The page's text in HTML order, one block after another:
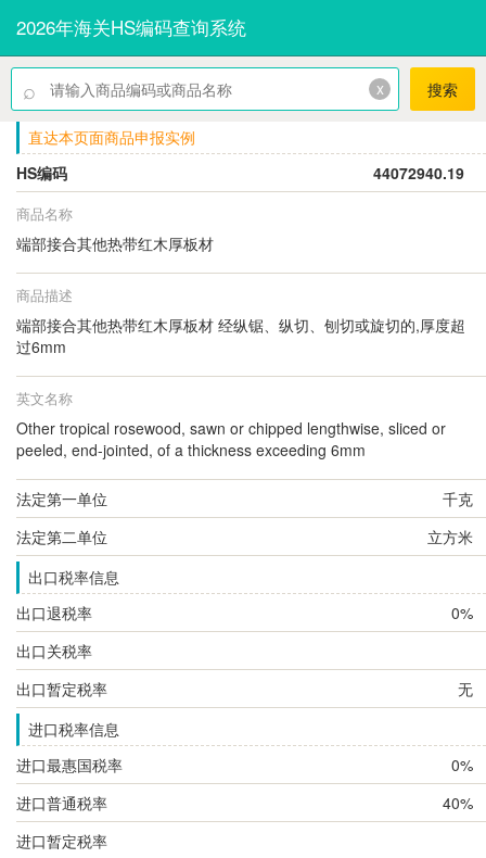
2026年海关HS编码查询系统
⌕ x 搜索
直达本页面商品申报实例
HS编码
44072940.19
商品名称
端部接合其他热带红木厚板材
商品描述
端部接合其他热带红木厚板材 经纵锯、纵切、刨切或旋切的,厚度超
过6mm
英文名称
Other tropical rosewood, sawn or chipped lengthwise, sliced or
peeled, end-jointed, of a thickness exceeding 6mm
法定第一单位
千克
法定第二单位
立方米
出口税率信息
出口退税率
0%
出口关税率
出口暂定税率
无
进口税率信息
进口最惠国税率
0%
进口普通税率
40%
进口暂定税率